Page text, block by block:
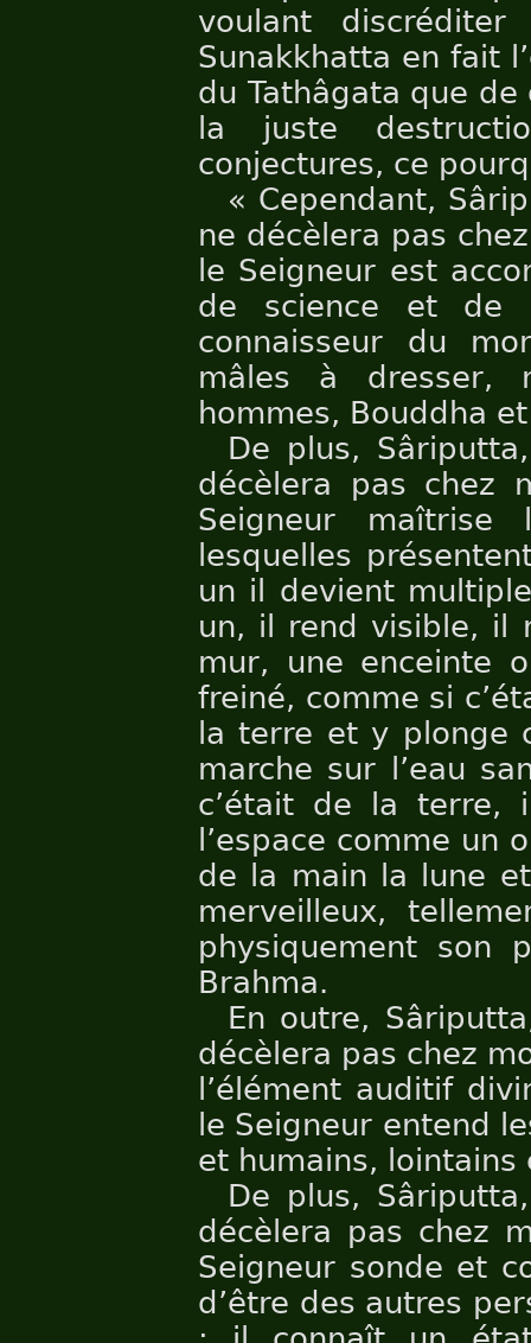
voulant
Sunakkhatta en fait
du Tathâgata que
la juste
conjectures, ce
« Cependant,
ne décèlera pas
le Seigneur est
de science et de
connaisseur du
mâles à dresser,
hommes, Bouddha
De plus,
décèlera pas chez
Seigneur maîtrise
lesquelles
un il devient
un, il rend visible, il
mur, une enceinte
freiné, comme si
la terre et y plonge
marche sur l’eau
c’était de la terre,
l’espace comme un
de la main la lune
merveilleux,
physiquement son
Brahma.
En outre,
décèlera pas chez
l’élément auditif
le Seigneur entend
et humains, lointains
De plus,
décèlera pas chez
Seigneur sonde et
d’être des autres